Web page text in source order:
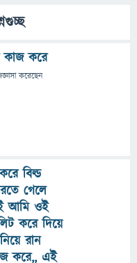
কাজ করে
করেছেন
বিল্ড
গেলে
আমি ওই
করে দিয়ে
রান
করে,, এই